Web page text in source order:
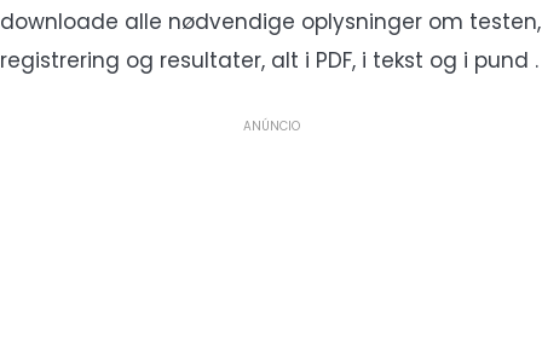
downloade alle nødvendige oplysninger om testen,
registrering og resultater, alt i PDF, i tekst og i pund .
ANÚNCIO